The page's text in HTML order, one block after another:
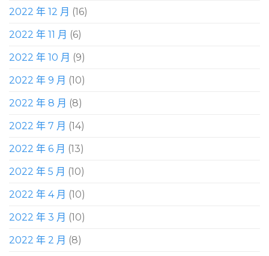
2022 年 12 月 (16)
2022 年 11 月 (6)
2022 年 10 月 (9)
2022 年 9 月 (10)
2022 年 8 月 (8)
2022 年 7 月 (14)
2022 年 6 月 (13)
2022 年 5 月 (10)
2022 年 4 月 (10)
2022 年 3 月 (10)
2022 年 2 月 (8)